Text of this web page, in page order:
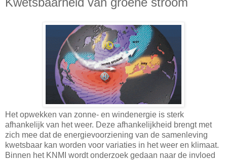
Het opwekken van zonne- en windenergie is sterk
afhankelijk van het weer. Deze afhankelijkheid brengt met
zich mee dat de energievoorziening van de samenleving
kwetsbaar kan worden voor variaties in het weer en klimaat.
Binnen het KNMI wordt onderzoek gedaan naar de invloed